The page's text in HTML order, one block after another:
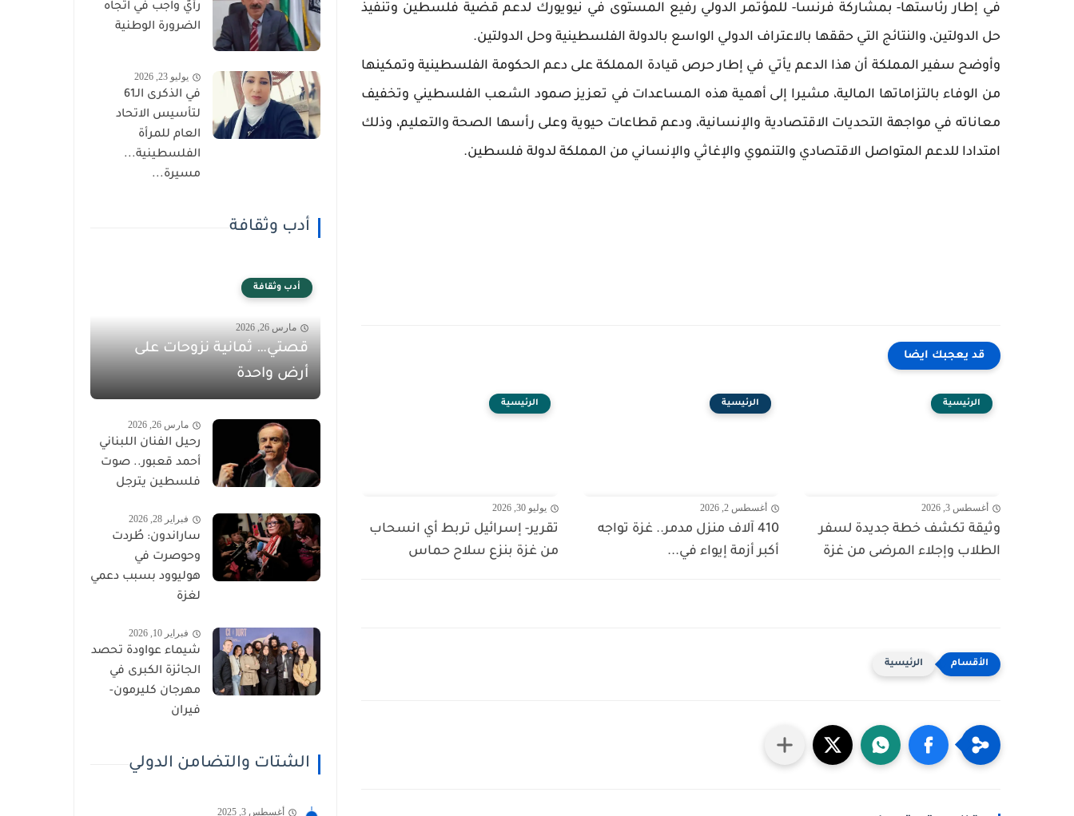
في إطار رئاستها- بمشاركة فرنسا- للمؤتمر الدولي رفيع المستوى في نيويورك لدعم قضية فلسطين وتنفيذ
حل الدولتين، والنتائج التي حققها بالاعتراف الدولي الواسع بالدولة الفلسطينية وحل الدولتين.
وأوضح سفير المملكة أن هذا الدعم يأتي في إطار حرص قيادة المملكة على دعم الحكومة الفلسطينية وتمكينها
من الوفاء بالتزاماتها المالية، مشيرا إلى أهمية هذه المساعدات في تعزيز صمود الشعب الفلسطيني وتخفيف
معاناته في مواجهة التحديات الاقتصادية والإنسانية، ودعم قطاعات حيوية وعلى رأسها الصحة والتعليم، وذلك
امتدادا للدعم المتواصل الاقتصادي والتنموي والإغاثي والإنساني من المملكة لدولة فلسطين.
قد يعجبك ايضا
الرئيسية
أغسطس 3, 2026
وثيقة تكشف خطة جديدة لسفر
الطلاب وإجلاء المرضى من غزة
الرئيسية
أغسطس 2, 2026
410 آلاف منزل مدمر.. غزة تواجه
أكبر أزمة إيواء في...
الرئيسية
يوليو 30, 2026
تقرير- إسرائيل تربط أي انسحاب
من غزة بنزع سلاح حماس
الرئيسية
رأيٌ واجب في اتجاه
الضرورة الوطنية
يوليو 23, 2026
في الذكرى الـ61
لتأسيس الاتحاد
العام للمرأة
الفلسطينية...
مسيرة...
أدب وثقافة
أدب وثقافة
مارس 26, 2026
قصتي… ثمانية نزوحات على
أرض واحدة
مارس 26, 2026
رحيل الفنان اللبناني
أحمد قعبور.. صوت
فلسطين يترجل
فبراير 28, 2026
ساراندون: طُردت
وحوصرت في
هوليوود بسبب دعمي
لغزة
فبراير 10, 2026
شيماء عواودة تحصد
الجائزة الكبرى في
مهرجان كليرمون-
فيران
الشتات والتضامن الدولي
أغسطس 3, 2025